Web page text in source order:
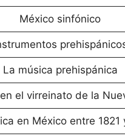
México sinfónico
La música prehispánica
el virreinato de la
en México entre 1821